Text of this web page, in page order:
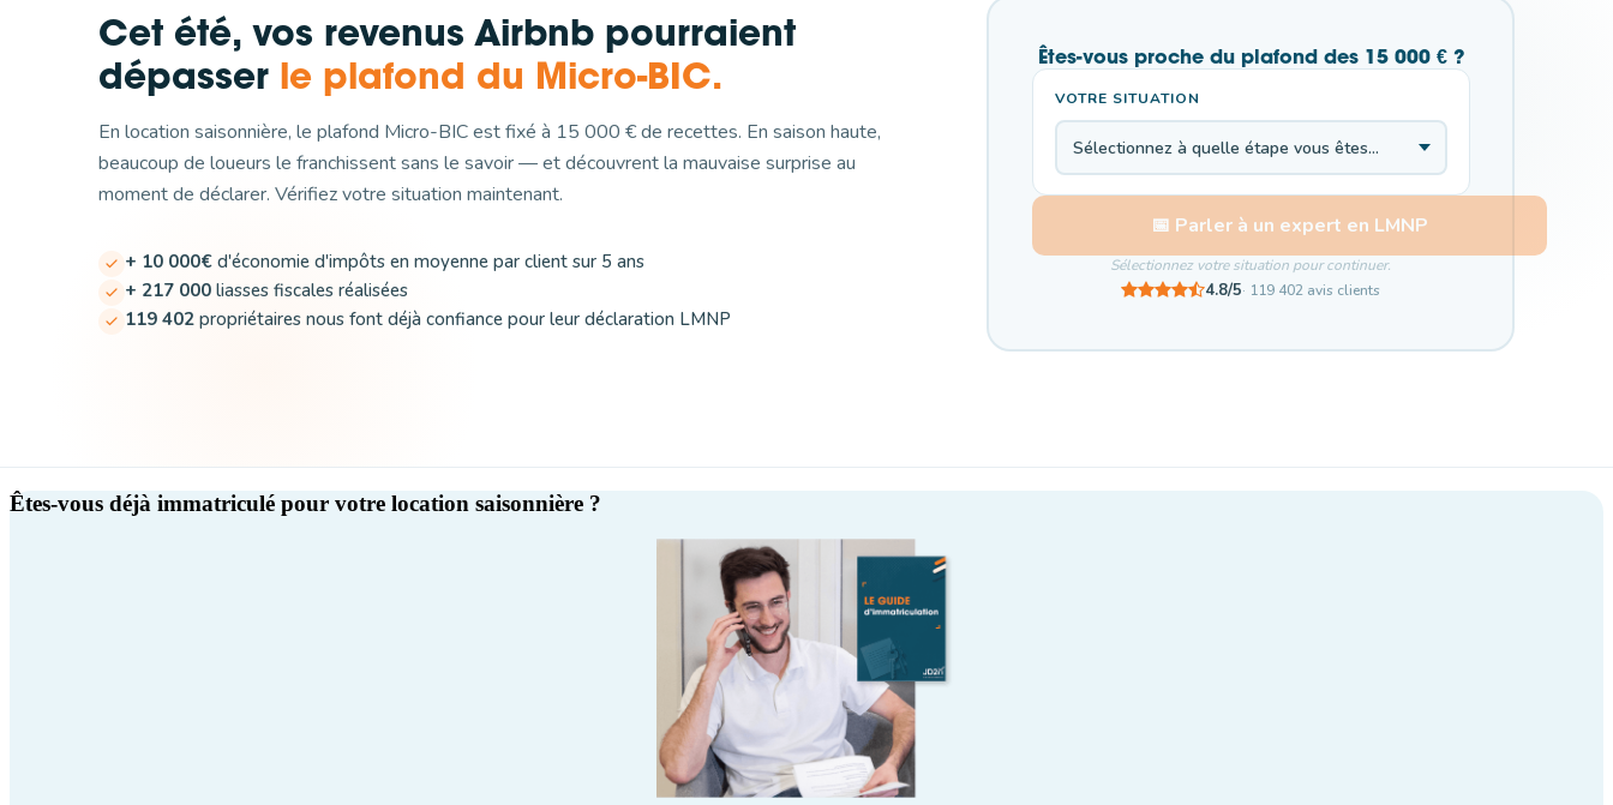
Cet été, vos revenus Airbnb pourraient
dépasser le plafond du Micro-BIC.
En location saisonnière, le plafond Micro-BIC est fixé à 15 000 € de recettes. En saison haute,
beaucoup de loueurs le franchissent sans le savoir — et découvrent la mauvaise surprise au
moment de déclarer. Vérifiez votre situation maintenant.
+ 10 000€ d'économie d'impôts en moyenne par client sur 5 ans
+ 217 000 liasses fiscales réalisées
119 402 propriétaires nous font déjà confiance pour leur déclaration LMNP
Êtes-vous proche du plafond des 15 000 € ?
VOTRE SITUATION
📅 Parler à un expert en LMNP
Sélectionnez votre situation pour continuer.
4.8/5· 119 402 avis clients
Êtes-vous déjà immatriculé pour votre location saisonnière ?